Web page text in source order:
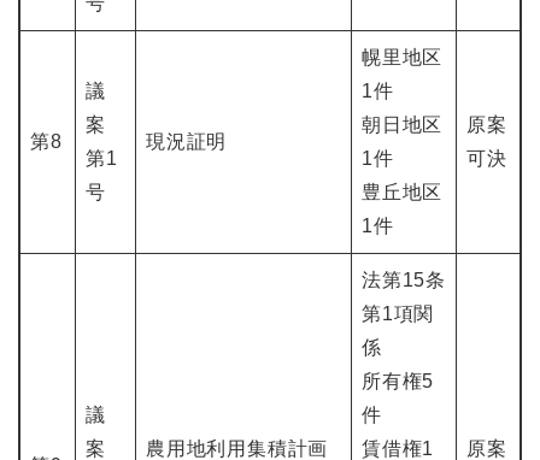
第8
議
案
第1
号
現況証明
幌里地区
1件
朝日地区
1件
豊丘地区
1件
原案
可決
議
案
農用地利用集積計画
法第15条
第1項関
係
所有権5
件
賃借権1
原案